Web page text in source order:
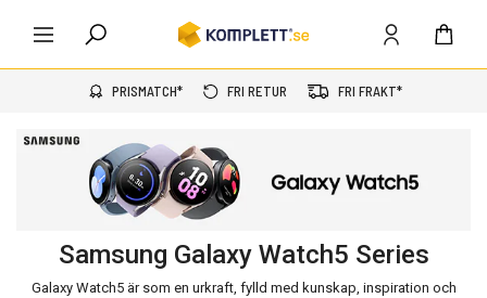
PRISMATCH* FRI RETUR FRI FRAKT*
Samsung Galaxy Watch5 Series
Galaxy Watch5 är som en urkraft, fylld med kunskap, inspiration och